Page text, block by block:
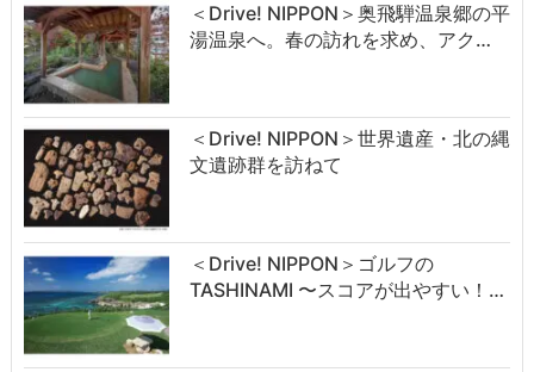
＜Drive! NIPPON＞奥飛騨温泉郷の平
湯温泉へ。春の訪れを求め、アク…
＜Drive! NIPPON＞世界遺産・北の縄
文遺跡群を訪ねて
＜Drive! NIPPON＞ゴルフの
TASHINAMI 〜スコアが出やすい！…